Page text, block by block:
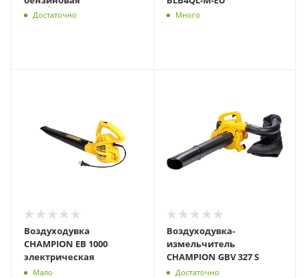
Достаточно Много
Воздуходувка
CHAMPION EB 1000
электрическая
Мало
Воздуходувка-
измельчитель
CHAMPION GBV 327 S
Достаточно